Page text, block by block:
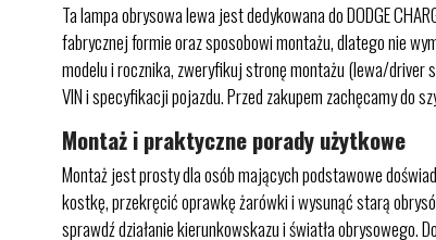
Ta lampa obrysowa lewa jest dedykowana do DODGE
fabrycznej formie oraz sposobowi montażu, dlatego nie
modelu i rocznika, zweryfikuj stronę montażu (lewa/driver
VIN i specyfikacji pojazdu. Przed zakupem zachęcamy do
Montaż i praktyczne porady użytkowe
Montaż jest prosty dla osób mających podstawowe
kostkę, przekręcić oprawkę żarówki i wysunąć starą
sprawdź działanie kierunkowskazu i światła